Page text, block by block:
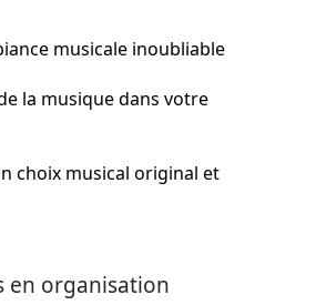
musicale inoubliable
la musique dans votre
choix musical original et
en organisation